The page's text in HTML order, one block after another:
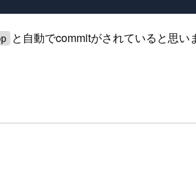
と自動でcommitがされていると思い